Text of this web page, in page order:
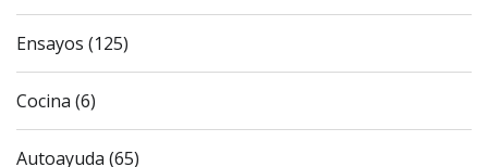
Ensayos (125)
Cocina (6)
Autoayuda (65)